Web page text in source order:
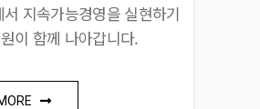
지속가능경영을 실현하기
이 함께 나아갑니다.